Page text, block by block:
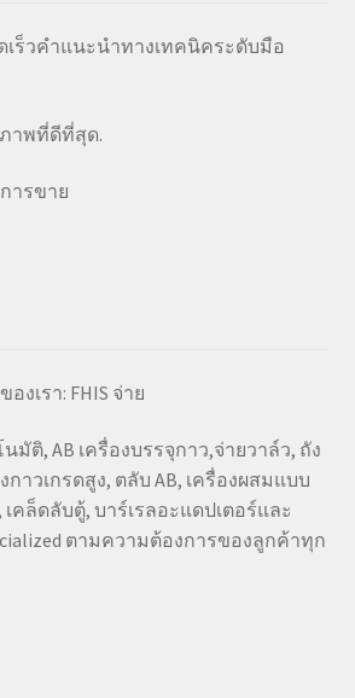
เร็วคำแนะนำทางเทคนิคระดับมือ
าพที่ดีที่สุด.
ารขาย
งเรา: FHIS จ่าย
มัติ, AB เครื่องบรรจุกาว,จ่ายวาล์ว, ถัง
าวเกรดสูง, ตลับ AB, เครื่องผสมแบบ
คล็ดลับตู้, บาร์เรลอะแดปเตอร์และ
ตามความต้องการของลูกค้าทุก